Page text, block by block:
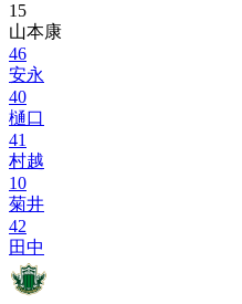
15
山本康
46
安永
40
樋口
41
村越
10
菊井
42
田中